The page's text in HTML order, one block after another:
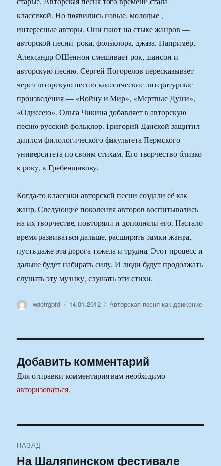
классикой. Но появились новые, молодые ,
интересные авторы. Они поют на стыке жанров —
авторской песни, рока, фольклора, джаза. Например,
Александр ОШеннон смешивает рок, шансон и
авторскую песню. Сергей Погорелов пересказывает
через авторскую песню классические литературные
произведения — «Войну и Мир», «Мертвые Души»,
«Одиссею». Ольга Чикина добавляет в авторскую
песню русский фольклор. Григорий Данской защитил
диплом филологического факультета Пермского
университета по своим стихам. Его творчество близко
к року, к Гребенщикову.
Когда-то классики авторской песни создали её как
жанр. Следующие поколения авторов воспитывались
на их творчестве, повторяли и дополняли его. Настало
время развиваться дальше, расширять рамки жанра,
пусть даже эта дорога тяжела и трудна. Этот процесс и
дальше будет набирать силу. И люди будут продолжать
слушать эту музыку, слушать эти стихи.
Автор
wdefrgbfd Опубликовано
14.01.2012 Рубрики
Авторская песня как движение
Добавить комментарий
Для отправки комментария вам необходимо
авторизоваться.
по
НАЗАД
Предыдущая
На Шаляпинском фестивале